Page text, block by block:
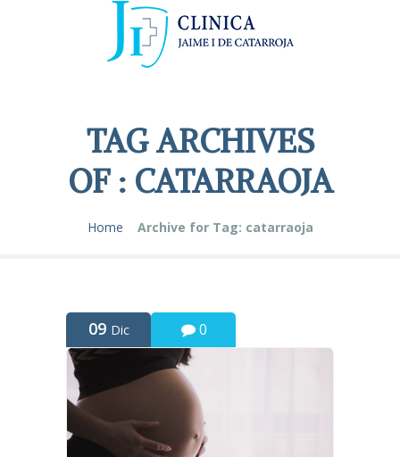
TAG ARCHIVES
OF : CATARRAOJA
Home Archive for Tag: catarraoja
09 Dic 0